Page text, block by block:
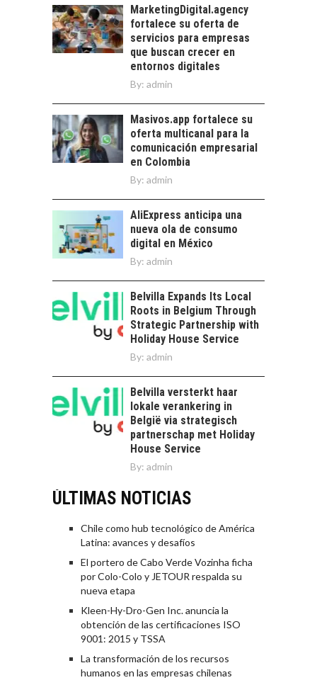
pymes en Chile:
alternativas que
trascienden el
crédito…
EL CRECIMIENTO DE
LOS SERVICIOS
DIGITALES
EXPORTADOS DESDE
CHILE
servicios digitales en
Chile:…
MarketingDigital.agency
fortalece su oferta de
servicios para empresas
que buscan crecer en
entornos digitales
By: admin
Masivos.app fortalece su
oferta multicanal para la
comunicación empresarial
en Colombia
By: admin
AliExpress anticipa una
nueva ola de consumo
digital en México
By: admin
Belvilla Expands Its Local
Roots in Belgium Through
Strategic Partnership with
Holiday House Service
By: admin
Belvilla versterkt haar
lokale verankering in
België via strategisch
partnerschap met Holiday
House Service
By: admin
ÚLTIMAS NOTICIAS
Chile como hub tecnológico de América
Latina: avances y desafíos
El portero de Cabo Verde Vozinha ficha
por Colo-Colo y JETOUR respalda su
nueva etapa
Kleen-Hy-Dro-Gen Inc. anuncia la
obtención de las certificaciones ISO
9001: 2015 y TSSA
La transformación de los recursos
humanos en las empresas chilenas